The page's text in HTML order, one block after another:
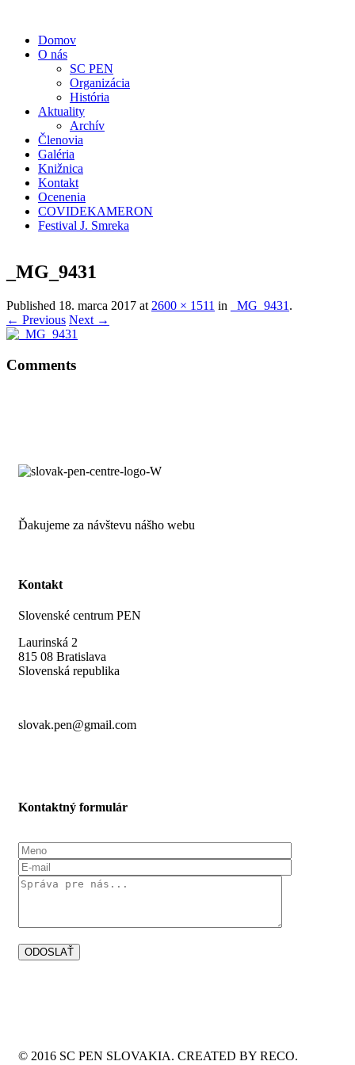
Domov
O nás
SC PEN
Organizácia
História
Aktuality
Archív
Členovia
Galéria
Knižnica
Kontakt
Ocenenia
COVIDEKAMERON
Festival J. Smreka
_MG_9431
Published 18. marca 2017 at 2600 × 1511 in _MG_9431 .
← Previous Next →
Comments
Ďakujeme za návštevu nášho webu
Kontakt
Slovenské centrum PEN
Laurinská 2
815 08 Bratislava
Slovenská republika
slovak.pen@gmail.com
Kontaktný formulár
© 2016 SC PEN SLOVAKIA. CREATED BY RECO.